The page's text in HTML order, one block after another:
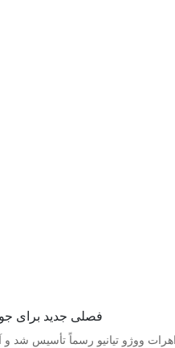
فصلی جدید برای
ووژو تیانیو رسماً تأسیس شد و